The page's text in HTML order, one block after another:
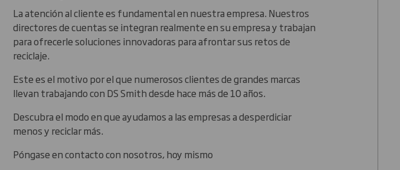
La atención al cliente es fundamental en nuestra empresa. Nuestros
directores de cuentas se integran realmente en su empresa y trabajan
para ofrecerle soluciones innovadoras para afrontar sus retos de
reciclaje.
Este es el motivo por el que numerosos clientes de grandes marcas
llevan trabajando con DS Smith desde hace más de 10 años.
Descubra el modo en que ayudamos a las empresas a desperdiciar
menos y reciclar más.
Póngase en contacto con nosotros, hoy mismo